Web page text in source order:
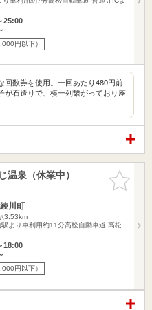
25:00
円以下）
回数券を使用。一回あたり480円前
が石造りで、横一列繋がっており座
お気に入
りに追加
温泉（休業中）
川町
3.53km
駅より車利用約11分高松自動車道 高松
18:00
円以下）